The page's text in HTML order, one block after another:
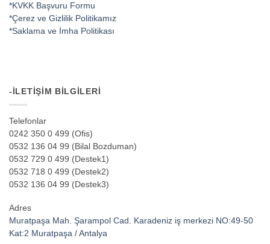
*KVKK Başvuru Formu
*Çerez ve Gizlilik Politikamız
*Saklama ve İmha Politikası
-İLETIŞIM BILGILERI
Telefonlar
0242 350 0 499 (Ofis)
0532 136 04 99 (Bilal Bozduman)
0532 729 0 499 (Destek1)
0532 718 0 499 (Destek2)
0532 136 04 99 (Destek3)
Adres
Muratpaşa Mah. Şarampol Cad. Karadeniz iş merkezi NO:49-50
Kat:2 Muratpaşa / Antalya